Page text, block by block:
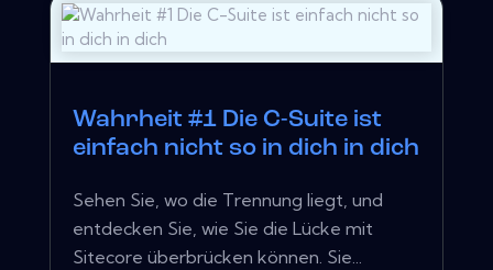
Wahrheit #1 Die C-Suite ist
einfach nicht so in dich in dich
Sehen Sie, wo die Trennung liegt, und
entdecken Sie, wie Sie die Lücke mit
Sitecore überbrücken können. Sie...